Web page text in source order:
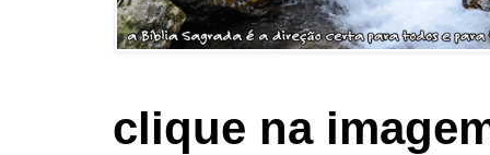
clique na